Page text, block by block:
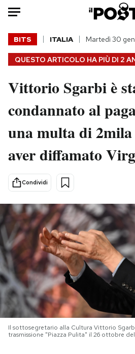
Auto
HOME
Italia
Politica
Tecnologia
Scienza
Cultura
Economia
Sport
PODCAST
NEWSLETTER
I MIEI PREFERITI
QUESTO ARTICOLO HA PIÙ DI 2
BITS ITALIA Martedì 30
Vittorio Sgarbi è
condannato al
una multa di
aver diffamato
Condividi
Il sottosegretario alla Cultura Vittorio
trasmissione "Piazza Pulita" il 26 ottobre